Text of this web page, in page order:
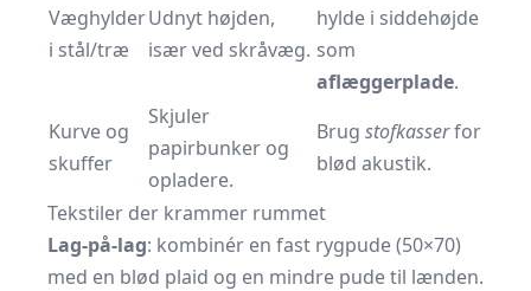
Væghylder
i stål/træ
Udnyt højden,
især ved skråvæg.
hylde i siddehøjde
som
aflæggerplade.
Kurve og
skuffer
Skjuler
papirbunker og
opladere.
Brug stofkasserfor
blød akustik.
Tekstiler der krammer rummet
Lag-på-lag: kombinér en fast rygpude (50×70)
med en blød plaid og en mindre pude til lænden.